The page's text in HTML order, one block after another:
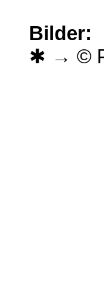
Bilder:
✱ → ©